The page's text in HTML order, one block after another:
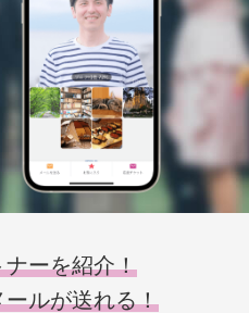
ーを紹介！
ルが送れる！